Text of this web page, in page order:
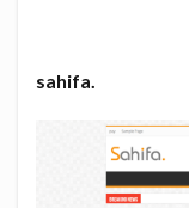
sahifa.